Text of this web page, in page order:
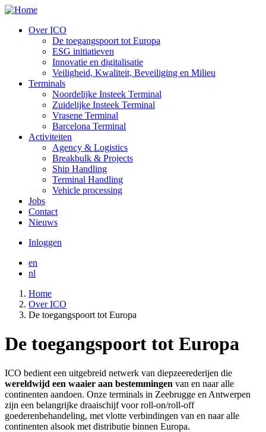
Overslaan
naar
Menu:
Header
Over ICO
De toegangspoort tot Europa
ESG initiatieven
Innovatie en digitalisatie
Veiligheid, Kwaliteit, Beveiliging en Milieu
Terminals
Noordelijke Insteek Terminal
Zuidelijke Insteek Terminal
Vrasene Terminal
Barcelona Terminal
Activiteiten
Agency & Logistics
Breakbulk & Projects
Ship Handling
Terminal Handling
Vehicle processing
Jobs
Contact
Nieuws
Inloggen
en
nl
Kruimelpad
Home
Over ICO
De toegangspoort tot Europa
De toegangspoort tot Europa
ICO bedient een uitgebreid netwerk van diepzeerederijen die
wereldwijd een waaier aan bestemmingen van en naar alle
continenten aandoen. Onze terminals in Zeebrugge en Antwerpen
zijn een belangrijke draaischijf voor roll-on/roll-off
goederenbehandeling, met vlotte verbindingen van en naar alle
continenten alsook met distributie binnen Europa.